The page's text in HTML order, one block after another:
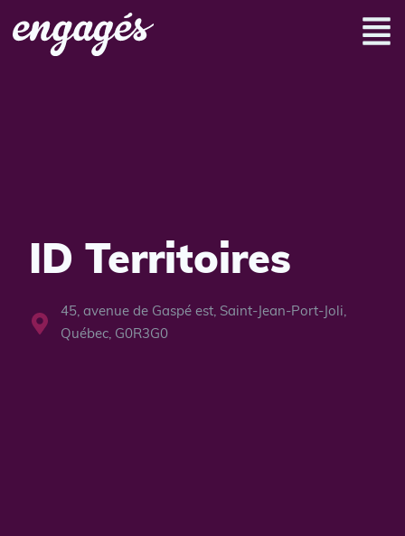
ID Territoires
45, avenue de Gaspé est, Saint-Jean-Port-Joli,
Québec, G0R3G0